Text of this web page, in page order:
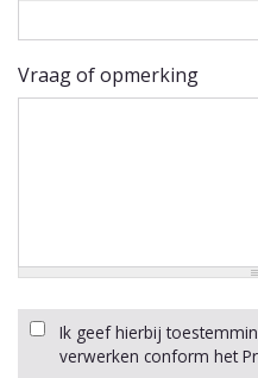
Vraag of opmerking
Ik geef hierbij
verwerken conform het